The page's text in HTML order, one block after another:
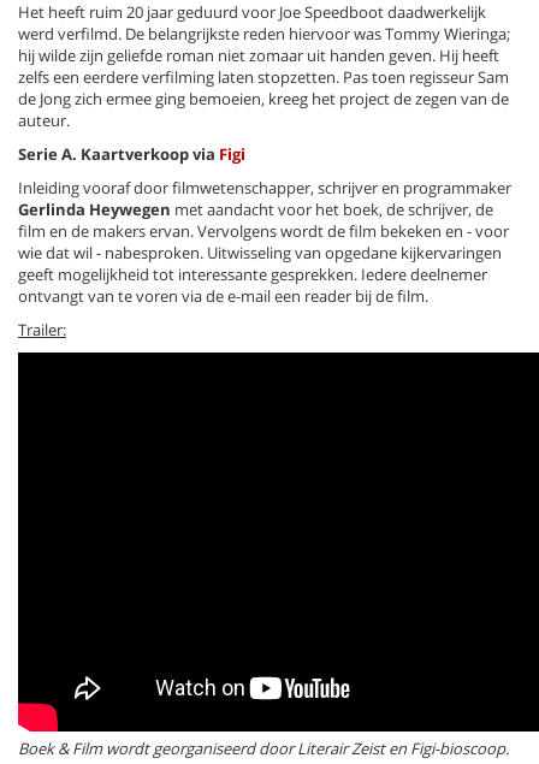
Het heeft ruim 20 jaar geduurd voor Joe Speedboot daadwerkelijk
werd verfilmd. De belangrijkste reden hiervoor was Tommy Wieringa;
hij wilde zijn geliefde roman niet zomaar uit handen geven. Hij heeft
zelfs een eerdere verfilming laten stopzetten. Pas toen regisseur Sam
de Jong zich ermee ging bemoeien, kreeg het project de zegen van de
auteur.
Serie A. Kaartverkoop via Figi
Inleiding vooraf door filmwetenschapper, schrijver en programmaker
Gerlinda Heywegen met aandacht voor het boek, de schrijver, de
film en de makers ervan. Vervolgens wordt de film bekeken en - voor
wie dat wil - nabesproken. Uitwisseling van opgedane kijkervaringen
geeft mogelijkheid tot interessante gesprekken. Iedere deelnemer
ontvangt van te voren via de e-mail een reader bij de film.
Trailer:
Boek & Film wordt georganiseerd door Literair Zeist en Figi-bioscoop.